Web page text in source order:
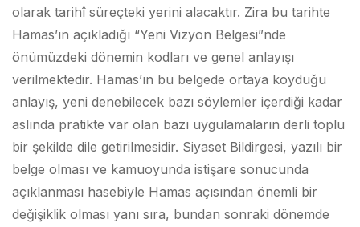
olarak tarihî süreçteki yerini alacaktır. Zira bu tarihte
Hamas’ın açıkladığı “Yeni Vizyon Belgesi”nde
önümüzdeki dönemin kodları ve genel anlayışı
verilmektedir. Hamas’ın bu belgede ortaya koyduğu
anlayış, yeni denebilecek bazı söylemler içerdiği kadar
aslında pratikte var olan bazı uygulamaların derli toplu
bir şekilde dile getirilmesidir. Siyaset Bildirgesi, yazılı bir
belge olması ve kamuoyunda istişare sonucunda
açıklanması hasebiyle Hamas açısından önemli bir
değişiklik olması yanı sıra, bundan sonraki dönemde